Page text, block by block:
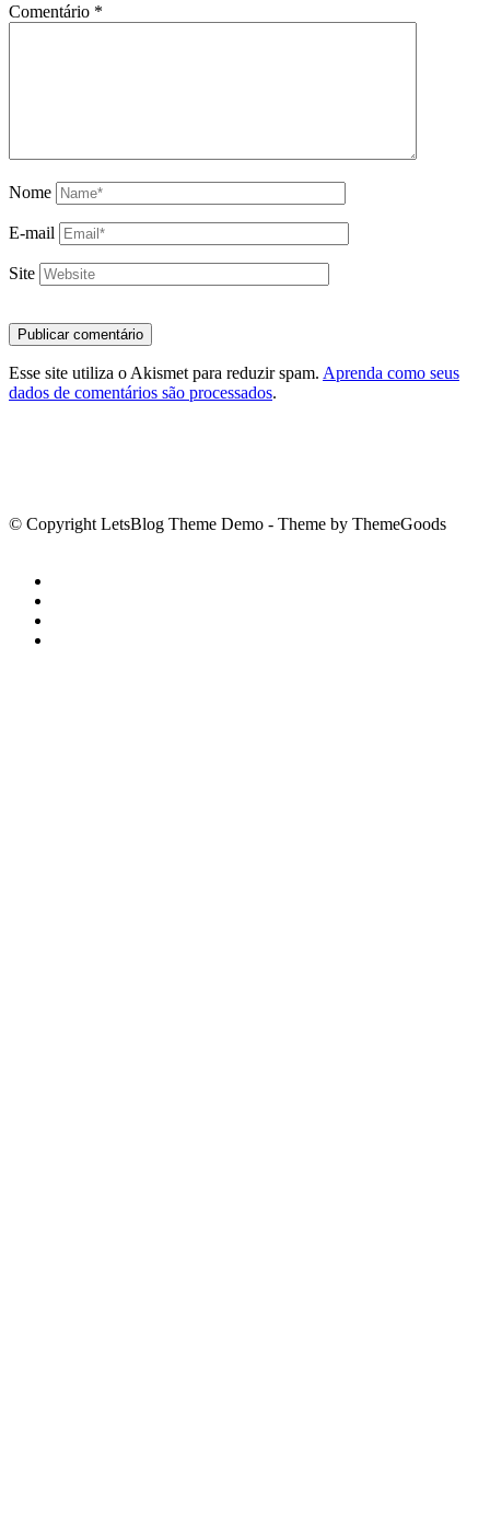
Comentário *
Nome
E-mail
Site
Esse site utiliza o Akismet para reduzir spam. Aprenda como seus
dados de comentários são processados.
© Copyright LetsBlog Theme Demo - Theme by ThemeGoods